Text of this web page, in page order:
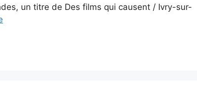
un titre de Des films qui causent / Ivry-sur-